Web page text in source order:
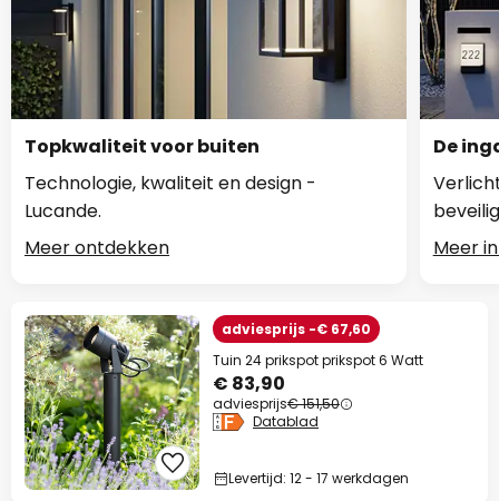
Topkwaliteit voor buiten
Technologie, kwaliteit en design -
Lucande.
Meer ontdekken
De
Meer
adviesprijs -€ 67,60
Tuin 24 prikspot prikspot 6 Watt
€ 83,90
adviesprijs€ 151,50
Datablad
Levertijd: 12 - 17 werkdagen